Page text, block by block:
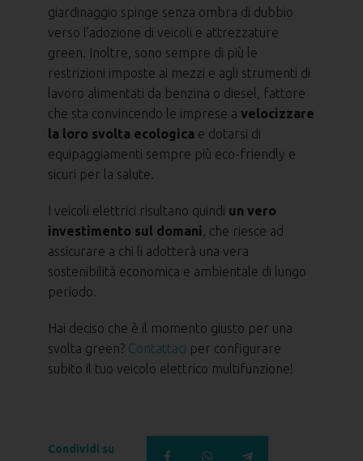
Condividi su
giardinaggio spinge senza ombra di dubbio
verso l’adozione di veicoli e attrezzature
green. Inoltre, sono sempre di più le
restrizioni imposte ai mezzi e agli strumenti di
lavoro alimentati da benzina o diesel, fattore
che sta convincendo le imprese a velocizzare
la loro svolta ecologica e dotarsi di
equipaggiamenti sempre più eco-friendly e
sicuri per la salute.
I veicoli elettrici risultano quindi un vero
investimento sul domani , che riesce ad
assicurare a chi li adotterà una vera
sostenibilità economica e ambientale di lungo
periodo.
Hai deciso che è il momento giusto per una
svolta green? Contattaci per configurare
subito il tuo veicolo elettrico multifunzione!